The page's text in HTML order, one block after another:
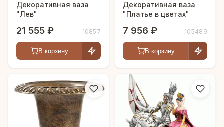
Декоративная ваза
"Лев"
21 555 ₽ 10857
В корзину
Декоративная ваза
"Платье в цветах"
7 956 ₽ 105489
В корзину